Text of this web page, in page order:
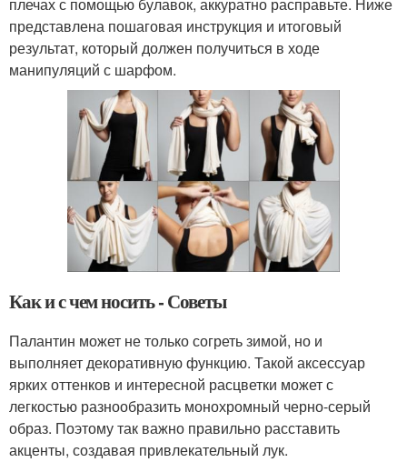
плечах с помощью булавок, аккуратно расправьте. Ниже
представлена пошаговая инструкция и итоговый
результат, который должен получиться в ходе
манипуляций с шарфом.
Как и с чем носить - Советы
Палантин может не только согреть зимой, но и
выполняет декоративную функцию. Такой аксессуар
ярких оттенков и интересной расцветки может с
легкостью разнообразить монохромный черно-серый
образ. Поэтому так важно правильно расставить
акценты, создавая привлекательный лук.